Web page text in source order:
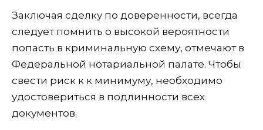
Заключая сделку по доверенности, всегда
следует помнить о высокой вероятности
попасть в криминальную схему, отмечают в
Федеральной нотариальной палате. Чтобы
свести риск к к минимуму, необходимо
удостовериться в подлинности всех
документов.